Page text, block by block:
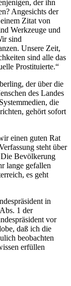
der ihn
Angesichts der
Zitat von
Werkzeuge und
sind
Unsere Zeit,
sind alle das
Prostituierte.“
der über die
des Landes
die
gehört sofort
einen guten Rat
steht über
Bevölkerung
lange gefallen
es geht
in
1 der
vor
daß ich die
beobachten
erfüllen